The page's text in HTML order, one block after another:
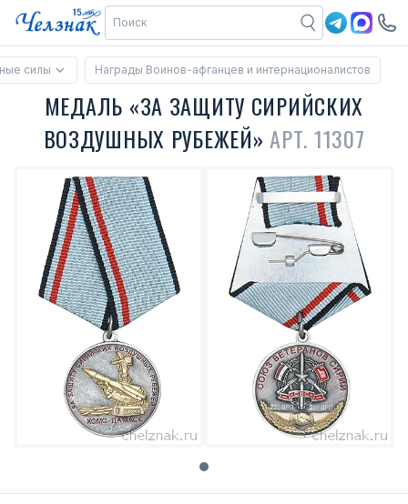
силы Награды Воинов-афганцев и интернационалистов
МЕДАЛЬ «ЗА ЗАЩИТУ СИРИЙСКИХ
ВОЗДУШНЫХ РУБЕЖЕЙ»АРТ. 11307